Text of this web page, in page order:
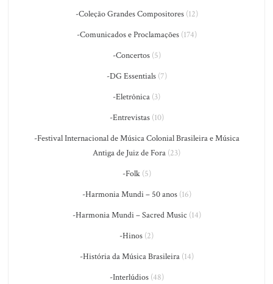
-Coleção Grandes Compositores(12)
-Comunicados e Proclamações(174)
-Concertos(5)
-DG Essentials(7)
-Eletrônica (3)
-Entrevistas(10)
-Festival Internacional de Música Colonial Brasileira e Música
Antiga de Juiz de Fora (23)
-Folk(5)
-Harmonia Mundi – 50 anos(16)
-Harmonia Mundi – Sacred Music (14)
-Hinos (2)
-História da Música Brasileira(14)
-Interlúdios(48)